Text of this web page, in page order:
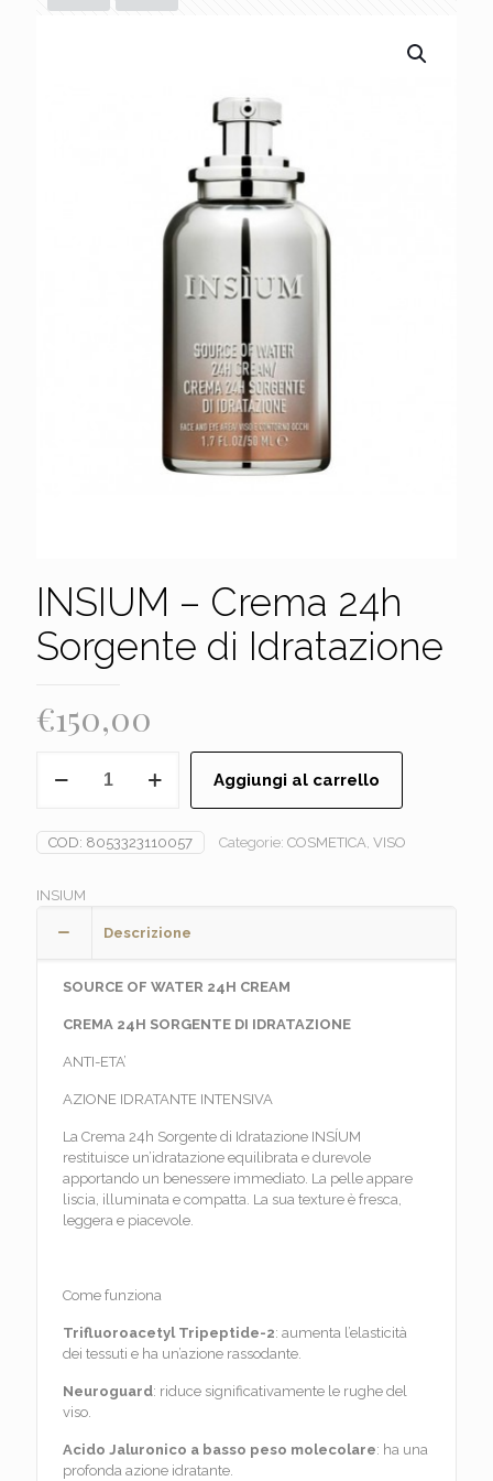
INSIUM – Crema 24h
Sorgente di Idratazione
€150,00
Sorgente
Idratazione
quantità
Aggiungi al carrello
COD: 8053323110057 Categorie: COSMETICA, VISO
INSIUM
Descrizione
SOURCE OF WATER 24H CREAM
CREMA 24H SORGENTE DI IDRATAZIONE
ANTI-ETA’
AZIONE IDRATANTE INTENSIVA
La Crema 24h Sorgente di Idratazione INSÍUM
restituisce un’idratazione equilibrata e durevole
apportando un benessere immediato. La pelle appare
liscia, illuminata e compatta. La sua texture è fresca,
leggera e piacevole.
Come funziona
Trifluoroacetyl Tripeptide-2: aumenta l’elasticità
dei tessuti e ha un’azione rassodante.
Neuroguard: riduce significativamente le rughe del
viso.
Acido Jaluronico a basso peso molecolare: ha una
profonda azione idratante.